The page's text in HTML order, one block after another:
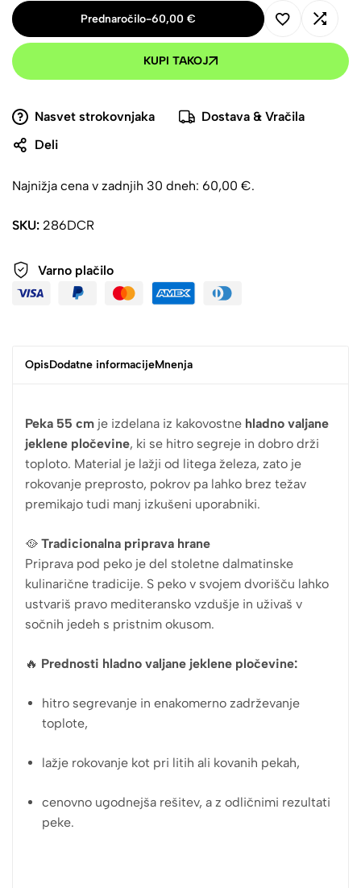
Prednaročilo-60,00 €
KUPI TAKOJ
Nasvet strokovnjaka
Dostava & Vračila
Deli
Najnižja cena v zadnjih 30 dneh: 60,00 €.
SKU: 286DCR
Varno plačilo
OpisDodatne informacijeMnenja
Peka 55 cm je izdelana iz kakovostne hladno valjane
jeklene pločevine, ki se hitro segreje in dobro drži
toploto. Material je lažji od litega železa, zato je
rokovanje preprosto, pokrov pa lahko brez težav
premikajo tudi manj izkušeni uporabniki.
🥘 Tradicionalna priprava hrane
Priprava pod peko je del stoletne dalmatinske
kulinarične tradicije. S peko v svojem dvorišču lahko
ustvariš pravo mediteransko vzdušje in uživaš v
sočnih jedeh s pristnim okusom.
🔥 Prednosti hladno valjane jeklene pločevine:
hitro segrevanje in enakomerno zadrževanje
toplote,
lažje rokovanje kot pri litih ali kovanih pekah,
cenovno ugodnejša rešitev, a z odličnimi rezultati
peke.